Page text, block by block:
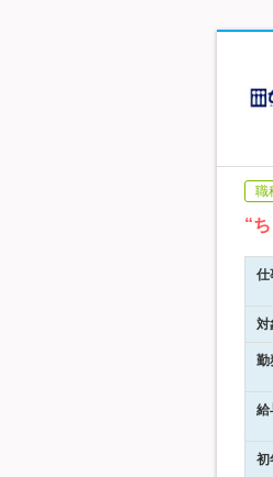
職
“
仕
対
勤
給
初